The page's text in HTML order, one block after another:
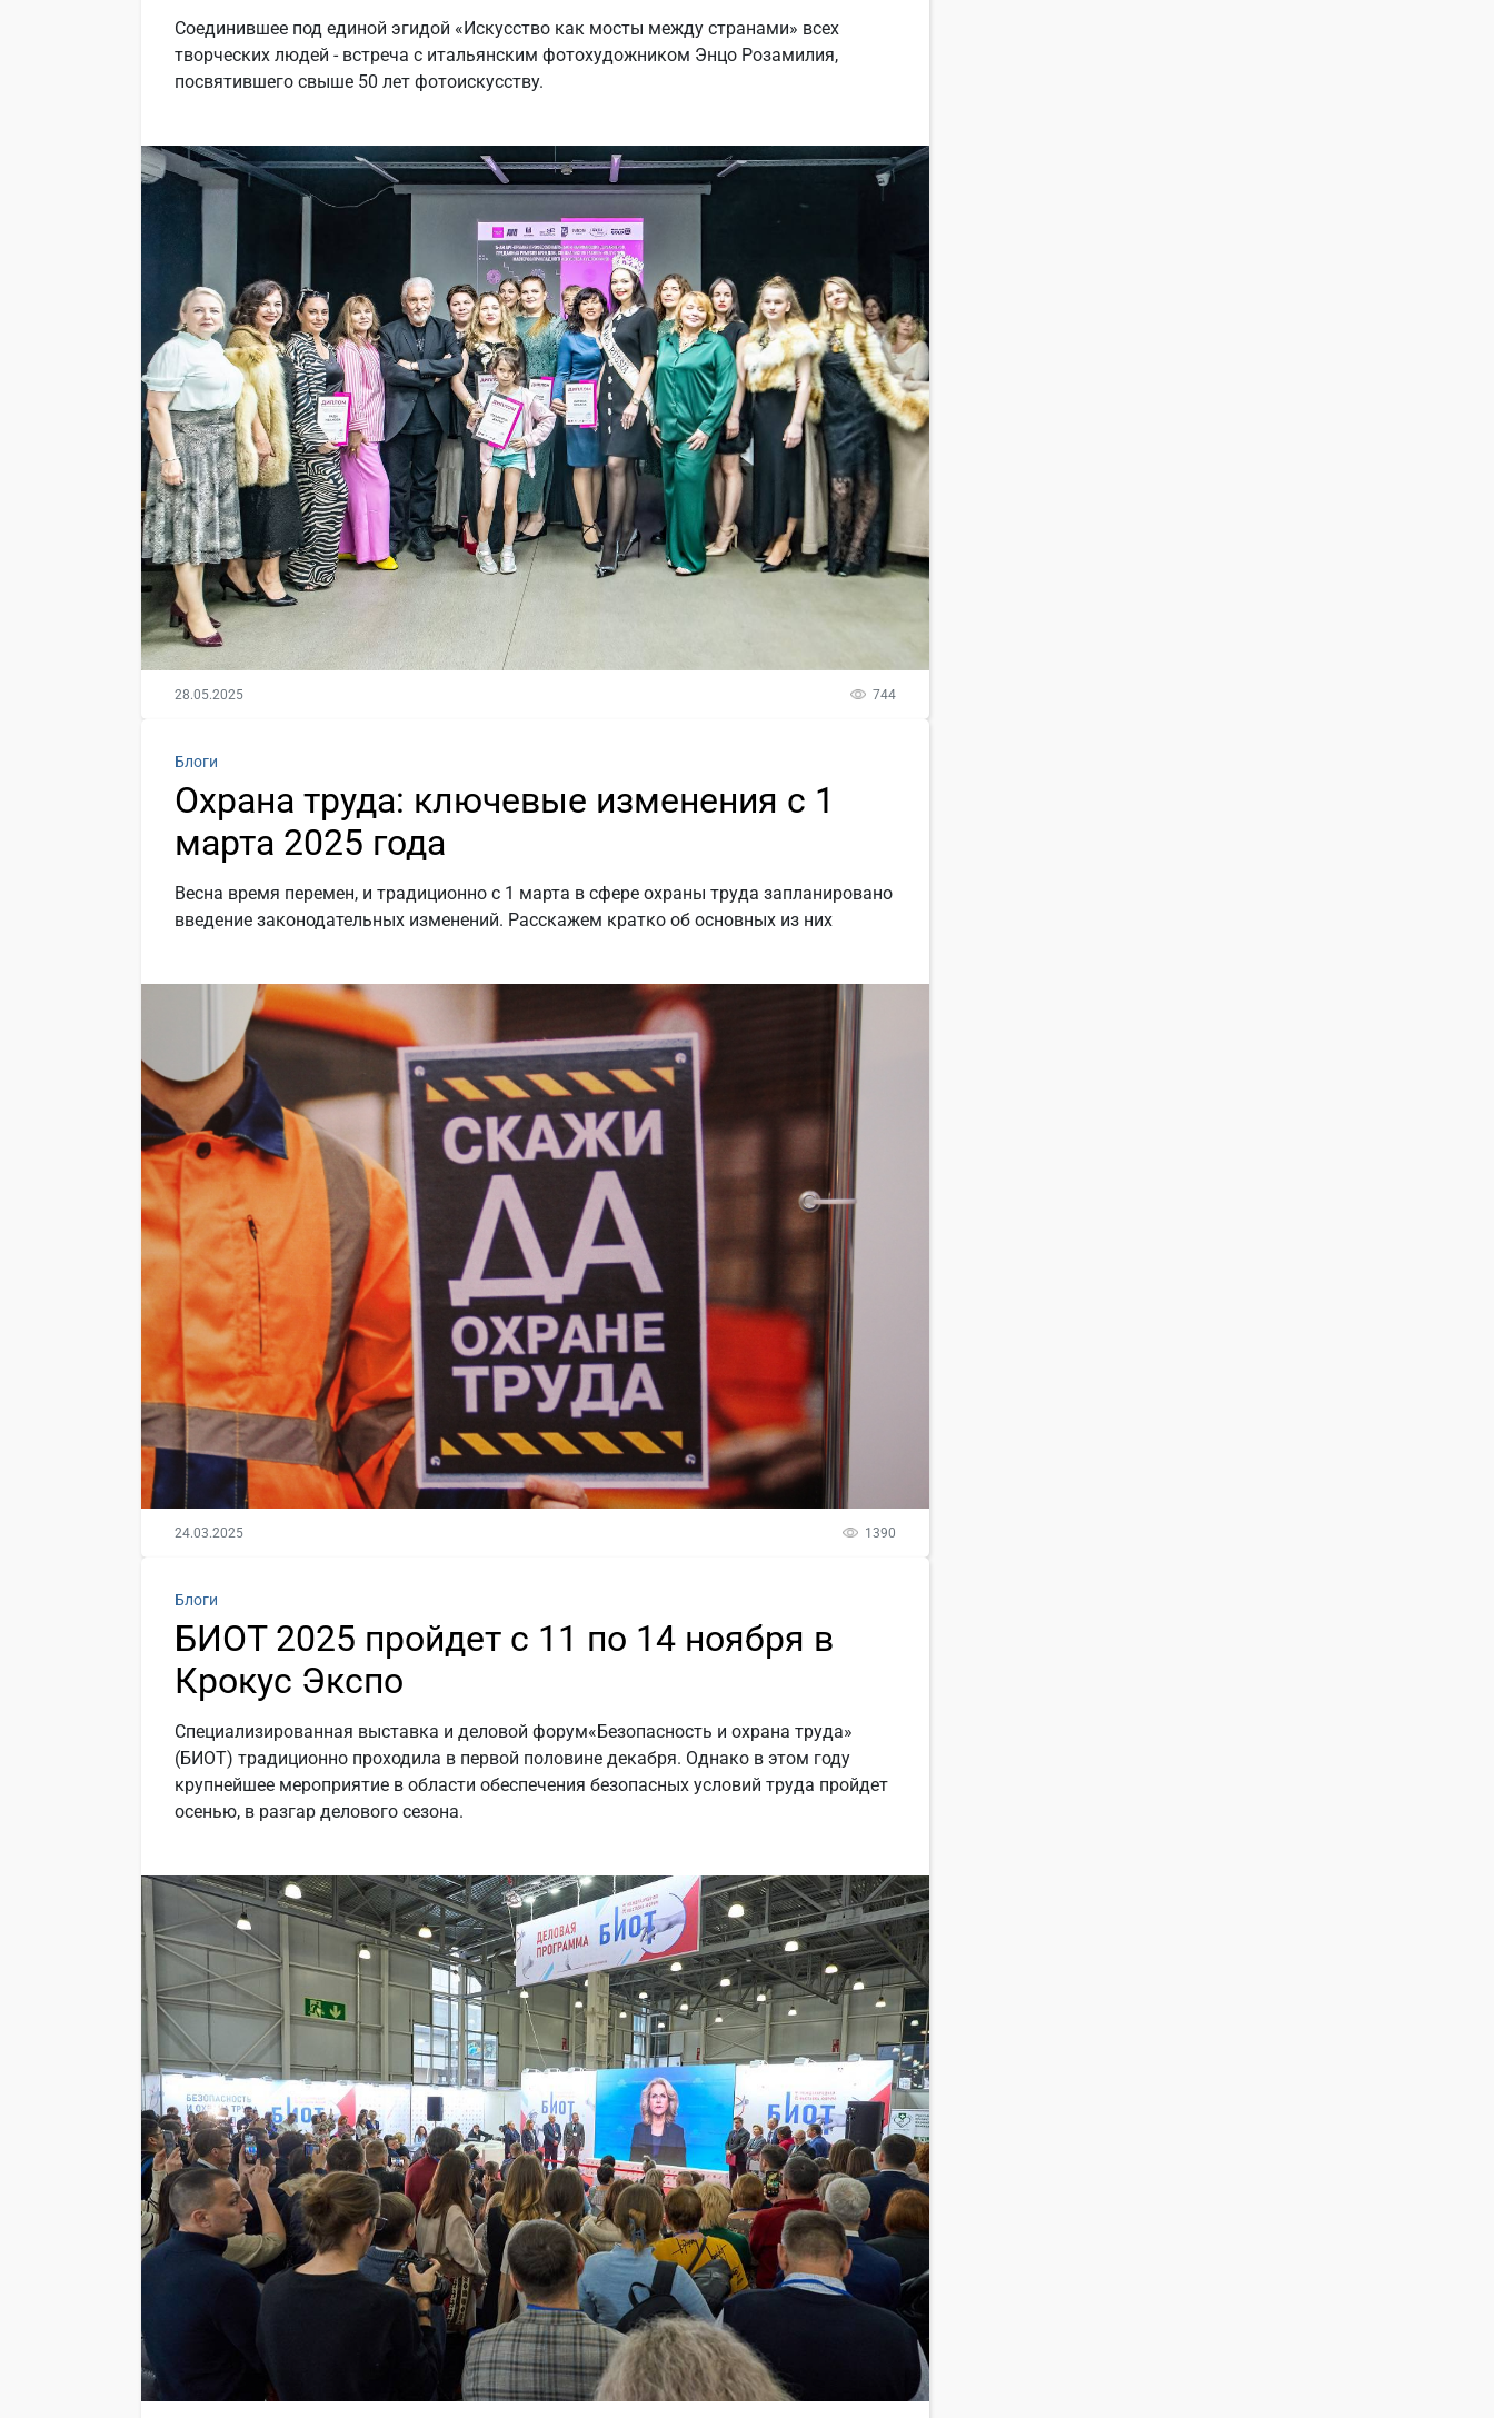
Соединившее под единой эгидой «Искусство как мосты между странами» всех
творческих людей - встреча с итальянским фотохудожником Энцо Розамилия,
посвятившего свыше 50 лет фотоискусству.
28.05.2025 744
Блоги
Охрана труда: ключевые изменения с 1
марта 2025 года
Весна время перемен, и традиционно с 1 марта в сфере охраны труда запланировано
введение законодательных изменений. Расскажем кратко об основных из них
24.03.2025 1390
Блоги
БИОТ 2025 пройдет с 11 по 14 ноября в
Крокус Экспо
Специализированная выставка и деловой форум«Безопасность и охрана труда»
(БИОТ) традиционно проходила в первой половине декабря. Однако в этом году
крупнейшее мероприятие в области обеспечения безопасных условий труда пройдет
осенью, в разгар делового сезона.